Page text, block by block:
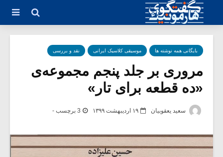
بایگانی همه نوشته ها موسیقی کلاسیک ایرانی نقد و بررسی
مروری بر جلد پنجم مجموعه‌ی
«ده قطعه برای تار»
سعید یعقوبیان ۱۹ اردیبهشت ۱۳۹۹ 3 برچسب -